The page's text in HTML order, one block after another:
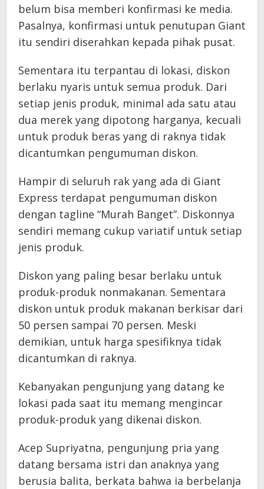
belum bisa memberi konfirmasi ke media.
Pasalnya, konfirmasi untuk penutupan Giant
itu sendiri diserahkan kepada pihak pusat.
Sementara itu terpantau di lokasi, diskon
berlaku nyaris untuk semua produk. Dari
setiap jenis produk, minimal ada satu atau
dua merek yang dipotong harganya, kecuali
untuk produk beras yang di raknya tidak
dicantumkan pengumuman diskon.
Hampir di seluruh rak yang ada di Giant
Express terdapat pengumuman diskon
dengan tagline “Murah Banget”. Diskonnya
sendiri memang cukup variatif untuk setiap
jenis produk.
Diskon yang paling besar berlaku untuk
produk-produk nonmakanan. Sementara
diskon untuk produk makanan berkisar dari
50 persen sampai 70 persen. Meski
demikian, untuk harga spesifiknya tidak
dicantumkan di raknya.
Kebanyakan pengunjung yang datang ke
lokasi pada saat itu memang mengincar
produk-produk yang dikenai diskon.
Acep Supriyatna, pengunjung pria yang
datang bersama istri dan anaknya yang
berusia balita, berkata bahwa ia berbelanja